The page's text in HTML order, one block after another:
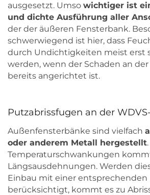
ausgesetzt. Umso wichtiger ist
und dichte Ausführung aller
der der äußeren Fensterbank.
schwerwiegend ist hier, dass
durch Undichtigkeiten meist erst
werden, wenn der Schaden an
bereits angerichtet ist.
Putzabrissfugen an der
Außenfensterbänke sind vielfach
oder anderem Metall hergestellt
Temperaturschwankungen
Längsausdehnungen. Werden
Einbau mit einer entsprechenden
berücksichtigt, kommt es zu